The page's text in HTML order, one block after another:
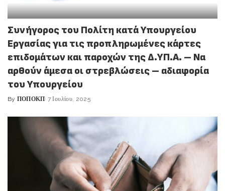
Συνήγορος του Πολίτη κατά Υπουργείου
Εργασίας για τις προπληρωμένες κάρτες
επιδομάτων και παροχών της Δ.ΥΠ.Α. – Να
αρθούν άμεσα οι στρεβλώσεις – αδιαφορία
του Υπουργείου
Posted
By ΠΟΠΟΚΠ 7 Ιουλίου, 2025